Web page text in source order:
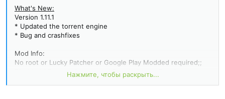
What's New:
Version 1.11.1
* Updated the torrent engine
* Bug and crashfixes
Mod Info:
No root or Lucky Patcher or Google Play Modded required;;
Disabled / Removed unwanted Permissions + Receivers +
Нажмите, чтобы раскрыть...